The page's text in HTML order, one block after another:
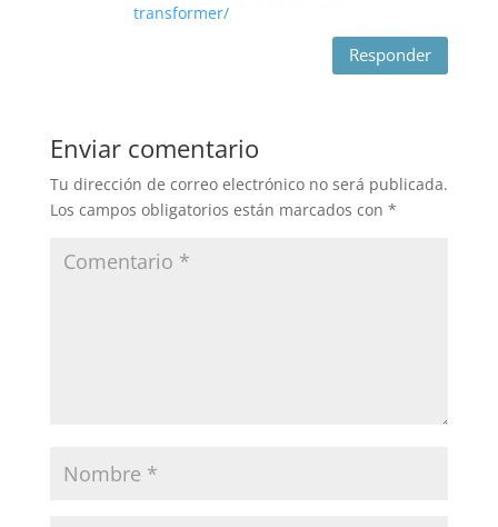
transformer/
Responder
Enviar comentario
Tu dirección de correo electrónico no será publicada.
Los campos obligatorios están marcados con *